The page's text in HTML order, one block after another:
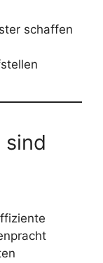
schaffen
sind